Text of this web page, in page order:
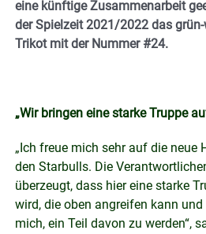
eine künftige Zusammenarbeit
der Spielzeit 2021/2022 das
Trikot mit der Nummer #24.
„Wir bringen eine starke Truppe
„Ich freue mich sehr auf die neue
den Starbulls. Die
überzeugt, dass hier eine starke
wird, die oben angreifen kann
mich, ein Teil davon zu werden“,